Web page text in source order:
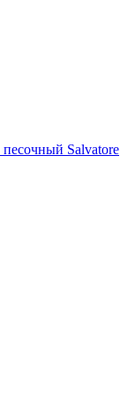
Salvatore